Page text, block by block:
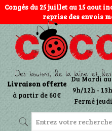
Congés du 25 juillet au 15 aout
reprise des envois
Livraison offerte
à partir de 60€
Du Mardi
9h/12h -
Fermé